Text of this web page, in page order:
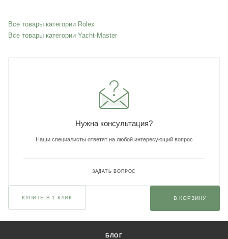
Все товары категории Rolex
Все товары категории Yacht-Master
Нужна консультация?
Наши специалисты ответят на любой интересующий вопрос
ЗАДАТЬ ВОПРОС
КУПИТЬ В 1 КЛИК В КОРЗИНУ
БЛОГ